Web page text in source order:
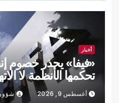
أخبار
«فيفا» يحذر خصوم
تحكمها الأنظمة لا
أغسطس 9, 2026